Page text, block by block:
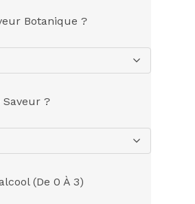
Botanique ?
Saveur ?
(de 0 À 3)